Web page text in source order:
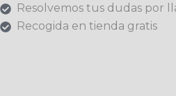
Resolvemos tus dudas por
Recogida en tienda gratis